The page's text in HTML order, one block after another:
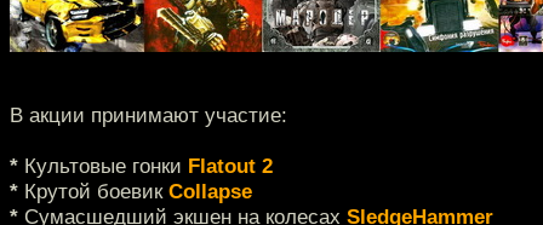
В акции принимают участие:
* Культовые гонки Flatout 2
* Крутой боевик Collapse
* Сумасшедший экшен на колесах SledgeHammer